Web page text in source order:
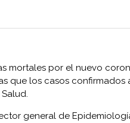
mortales por el nuevo
que los casos confirmados
general de